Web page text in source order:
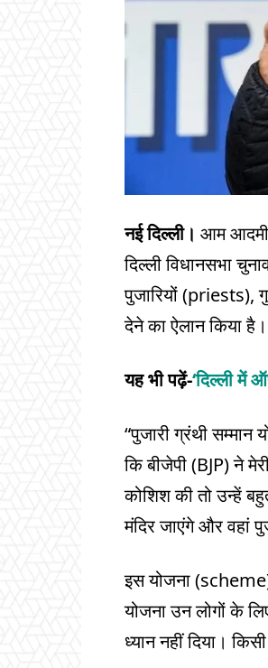
नई दिल्ली। आम आदमी
दिल्ली विधानसभा
पुजारियों (priests),
देने का ऐलान किया है।
यह भी पढ़ें-‘दिल्ली में
“पुजारी ग्रंथी
कि बीजेपी (BJP) ने
कोशिश की तो उन्हें
मंदिर जाएंगे और वहां
इस योजना
योजना उन लोगों के
ध्यान नहीं दिया।